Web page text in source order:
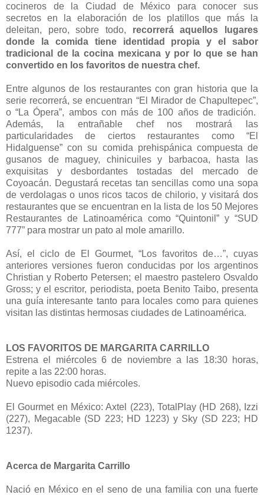
cocineros de la Ciudad de México para conocer sus
secretos en la elaboración de los platillos que más la
deleitan, pero, sobre todo, recorrerá aquellos lugares
donde la comida tiene identidad propia y el sabor
tradicional de la cocina mexicana y por lo que se han
convertido en los favoritos de nuestra chef.
Entre algunos de los restaurantes con gran historia que la
serie recorrerá, se encuentran “El Mirador de Chapultepec”,
o “La Ópera”, ambos con más de 100 años de tradición.
Además, la entrañable chef nos mostrará las
particularidades de ciertos restaurantes como “El
Hidalguense” con su comida prehispánica compuesta de
gusanos de maguey, chinicuiles y barbacoa, hasta las
exquisitas y desbordantes tostadas del mercado de
Coyoacán. Degustará recetas tan sencillas como una sopa
de verdolagas o unos ricos tacos de chilorio, y visitará dos
restaurantes que se encuentran en la lista de los 50 Mejores
Restaurantes de Latinoamérica como “Quintonil” y “SUD
777” para mostrar un pato al mole amarillo.
Así, el ciclo de El Gourmet, “Los favoritos de…”, cuyas
anteriores versiones fueron conducidas por los argentinos
Christian y Roberto Petersen; el maestro pastelero Osvaldo
Gross; y el escritor, periodista, poeta Benito Taibo, presenta
una guía interesante tanto para locales como para quienes
visitan las distintas hermosas ciudades de Latinoamérica.
LOS FAVORITOS DE MARGARITA CARRILLO
Estrena el miércoles 6 de noviembre a las 18:30 horas,
repite a las 22:00 horas.
Nuevo episodio cada miércoles.
El Gourmet en México: Axtel (223), TotalPlay (HD 268), Izzi
(227), Megacable (SD 223; HD 1223) y Sky (SD 223; HD
1237).
Acerca de Margarita Carrillo
Nació en México en el seno de una familia con una fuerte